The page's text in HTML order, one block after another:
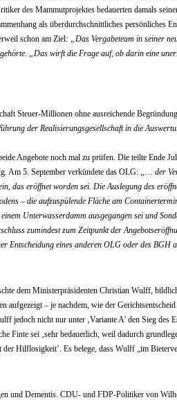
des Mammutprojektes bedauerten damals
als überdurchschnittliches persönliches
schon am Ziel: „Das Vergabeteam in seiner
„Das wirft die Frage auf, ob darin eine
Steuer-Millionen ohne ausreichende
der Realisierungsgesellschaft in die
Angebote noch mal zu prüfen. Die teilte Ende
Am 5. September verkündete das OLG:
„… der
das eröffnet worden sei. Die Auslegung des
– die aufzuspülende Fläche am
Unterwasserdamm ausgegangen sei und
zumindest zum Zeitpunkt der
Entscheidung eines anderen OLG oder des BGH
dem Ministerpräsidenten Christian Wulff,
aufgezeigt – je nachdem, wie der
jedoch nicht nur unter ‚Variante A’ den Sieg
Finte sei ‚sehr bedauerlich, weil dadurch
der Hilflosigkeit’. Es belege, dass Wulff „im
und Dementis. CDU- und FDP-Politiker von